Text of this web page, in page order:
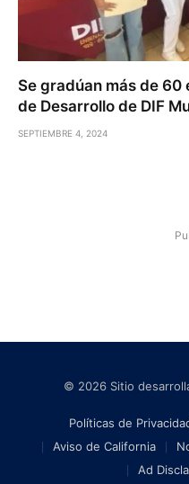
Se gradúan más de 60
de Desarrollo de DIF
SEPTIEMBRE 4, 2024
© 2026 Sitio
Políticas de
Aviso de California
Ad